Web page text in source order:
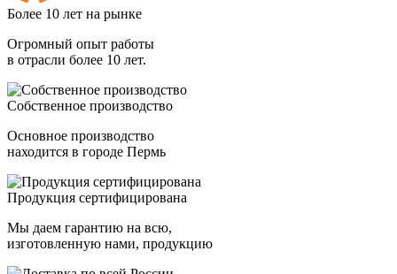
Более 10 лет на рынке
Огромный опыт работы
в отрасли более 10 лет.
Собственное производство
Основное производство
находится в городе Пермь
Продукция сертифицирована
Мы даем гарантию на всю,
изготовленную нами, продукцию